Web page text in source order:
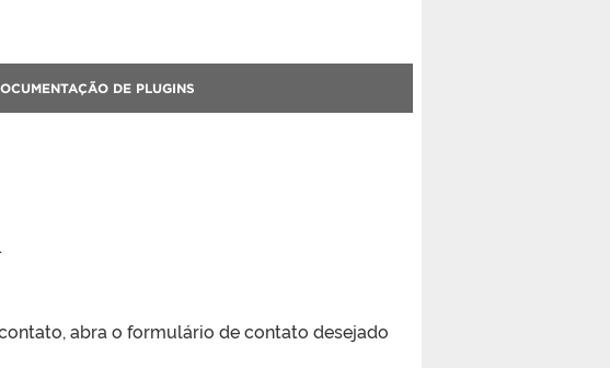
DE PLUGINS
abra o formulário de contato desejado